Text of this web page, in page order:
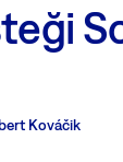
Kováčik